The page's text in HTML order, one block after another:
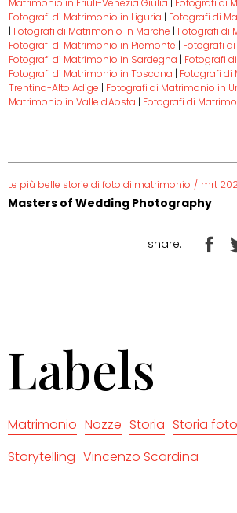
Matrimonio in Friuli-Venezia Giulia Fotografi di
Fotografi di Matrimonio in Liguria | Fotografi di
| Fotografi di Matrimonio in Marche | Fotografi di
Fotografi di Matrimonio in Piemonte | Fotografi
Fotografi di Matrimonio in Sardegna | Fotografi
Fotografi di Matrimonio in Toscana | Fotografi di
Trentino-Alto Adige | Fotografi di Matrimonio in
Matrimonio in Valle d'Aosta | Fotografi di
Le più belle storie di foto di matrimonio / mrt
Masters of Wedding Photography
share:
Labels
Matrimonio Nozze Storia Storia
Storytelling Vincenzo Scardina